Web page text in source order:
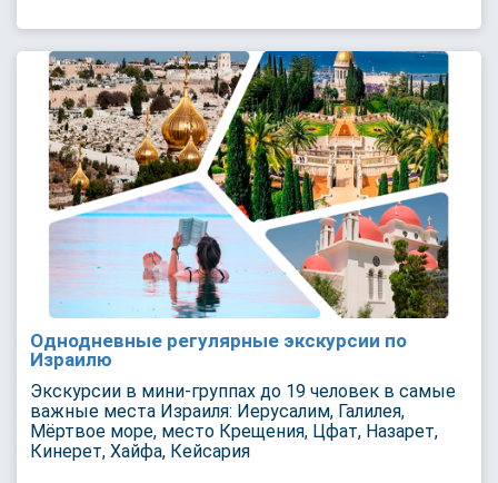
Однодневные регулярные экскурсии по
Израилю
Экскурсии в мини-группах до 19 человек в самые
важные места Израиля: Иерусалим, Галилея,
Мёртвое море, место Крещения, Цфат, Назарет,
Кинерет, Хайфа, Кейсария